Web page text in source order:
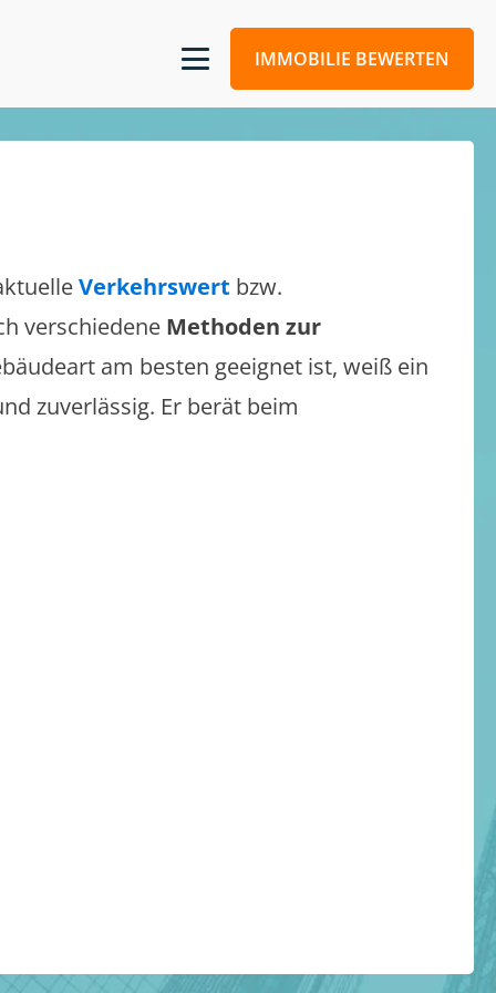
IMMOBILIE BEWERTEN
Verkehrswert bzw.
verschiedene Methoden zur
am besten geeignet ist, weiß ein
zuverlässig. Er berät beim